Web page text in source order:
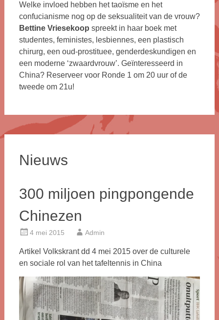
Welke invloed hebben het taoïsme en het
confucianisme nog op de seksualiteit van de vrouw?
Bettine Vriesekoop spreekt in haar boek met
studentes, feministes, lesbiennes, een plastisch
chirurg, een oud-prostituee, genderdeskundigen en
een moderne ‘zwaardvrouw’. Geïnteresseerd in
China? Reserveer voor Ronde 1 om 20 uur of de
tweede om 21u!
Nieuws
300 miljoen pingpongende
Chinezen
4 mei 2015 Admin
Artikel Volkskrant dd 4 mei 2015 over de culturele
en sociale rol van het tafeltennis in China